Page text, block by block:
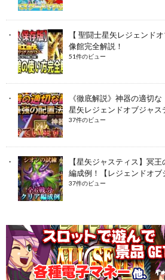
【 聖闘士星矢レジェンド
像館完全解説！
51件のビュー
《徹底解説》神器の適切
星矢レジェンドオブジャス
37件のビュー
【星矢ジャスティス】冥
編成例！【レジェンドオブ
37件のビュー